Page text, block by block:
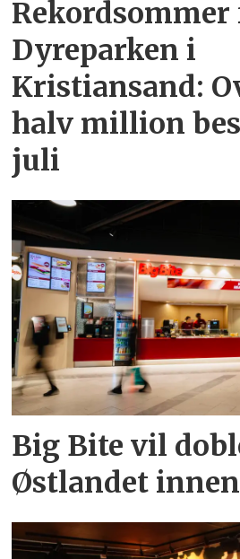
Rekordsommer
Dyreparken i
Kristiansand:
halv million
juli
Big Bite vil
Østlandet